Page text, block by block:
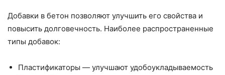
Добавки в бетон позволяют улучшить его свойства и
повысить долговечность. Наиболее распространенные
типы добавок:
Пластификаторы — улучшают удобоукладываемость